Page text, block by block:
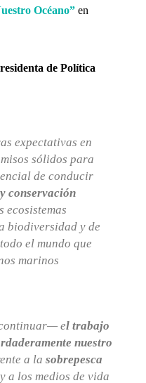
Océano” en
de Política
expectativas en
sólidos para
de conducir
conservación
ecosistemas
biodiversidad y de
el mundo que
marinos
el trabajo
nuestro
a la sobrepesca
a los medios de vida